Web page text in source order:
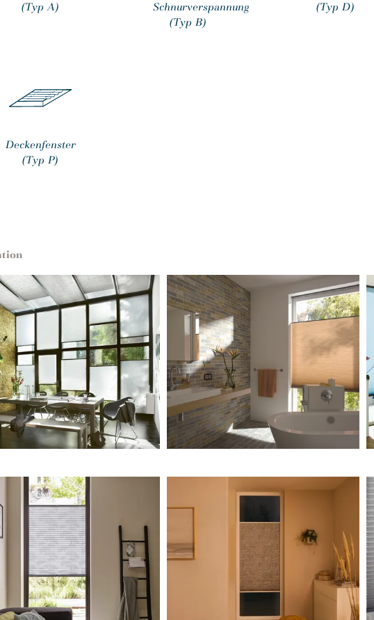
(Typ A)
Schnurverspannung
(Typ B)
(Typ D)
Deckenfenster
(Typ P)